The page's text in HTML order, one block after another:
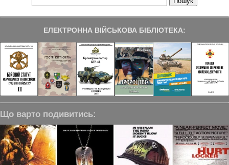
ЕЛЕКТРОННА ВІЙСЬКОВА БІБЛІОТЕКА:
Що варто подивитись: